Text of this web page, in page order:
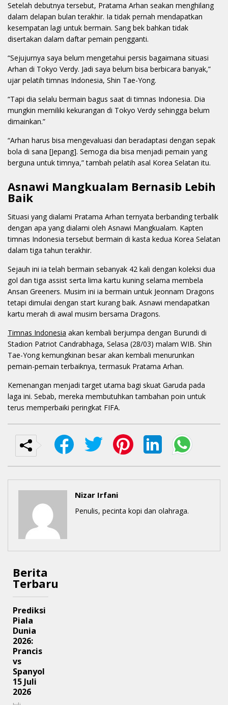
Setelah debutnya tersebut, Pratama Arhan seakan menghilang
dalam delapan bulan terakhir. Ia tidak pernah mendapatkan
kesempatan lagi untuk bermain. Sang bek bahkan tidak
disertakan dalam daftar pemain pengganti.
“Sejujurnya saya belum mengetahui persis bagaimana situasi
Arhan di Tokyo Verdy. Jadi saya belum bisa berbicara banyak,”
ujar pelatih timnas Indonesia, Shin Tae-Yong.
“Tapi dia selalu bermain bagus saat di timnas Indonesia. Dia
mungkin memiliki kekurangan di Tokyo Verdy sehingga belum
dimainkan.”
“Arhan harus bisa mengevaluasi dan beradaptasi dengan sepak
bola di sana [Jepang]. Semoga dia bisa menjadi pemain yang
berguna untuk timnya,” tambah pelatih asal Korea Selatan itu.
Asnawi Mangkualam Bernasib Lebih
Baik
Situasi yang dialami Pratama Arhan ternyata berbanding terbalik
dengan apa yang dialami oleh Asnawi Mangkualam. Kapten
timnas Indonesia tersebut bermain di kasta kedua Korea Selatan
dalam tiga tahun terakhir.
Sejauh ini ia telah bermain sebanyak 42 kali dengan koleksi dua
gol dan tiga assist serta lima kartu kuning selama membela
Ansan Greeners. Musim ini ia bermain untuk Jeonnam Dragons
tetapi dimulai dengan start kurang baik. Asnawi mendapatkan
kartu merah di awal musim bersama Dragons.
Timnas Indonesia akan kembali berjumpa dengan Burundi di
Stadion Patriot Candrabhaga, Selasa (28/03) malam WIB. Shin
Tae-Yong kemungkinan besar akan kembali menurunkan
pemain-pemain terbaiknya, termasuk Pratama Arhan.
Kemenangan menjadi target utama bagi skuat Garuda pada
laga ini. Sebab, mereka membutuhkan tambahan poin untuk
terus memperbaiki peringkat FIFA.
Nizar Irfani
Penulis, pecinta kopi dan olahraga.
Berita
Terbaru
Prediksi
Piala
Dunia
2026:
Prancis
vs
Spanyol
15 Juli
2026